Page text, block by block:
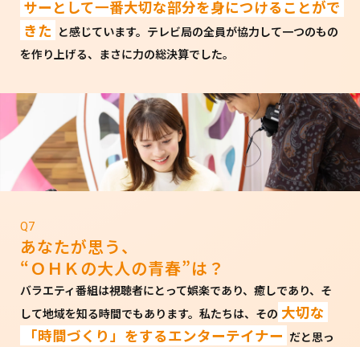
サーとして一番大切な部分を身につけることがで
きた と感じています。テレビ局の全員が協力して一つのもの
を作り上げる、まさに力の総決算でした。
Q7
あなたが思う、
“ＯＨＫの大人の青春”は？
バラエティ番組は視聴者にとって娯楽であり、癒しであり、そ
して地域を知る時間でもあります。私たちは、その 大切な
「時間づくり」をするエンターテイナー だと思っ